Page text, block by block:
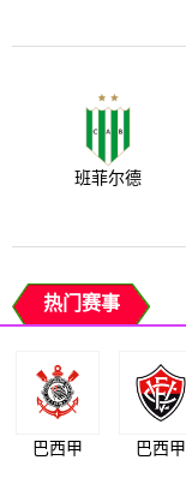
班菲尔德
热门赛事
巴西甲 巴西甲